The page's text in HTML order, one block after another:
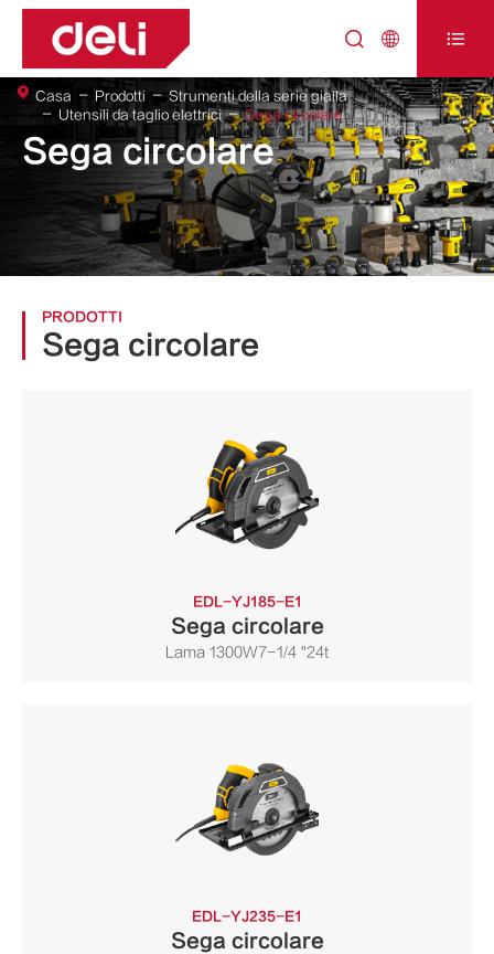
  
Sega circolare
Casa Prodotti
Strumenti della serie gialla
Utensili da taglio elettrici
Sega circolare
PRODOTTI
Sega circolare
EDL-YJ185-E1
Sega circolare
Lama 1300W7-1/4 "24t
EDL-YJ235-E1
Sega circolare